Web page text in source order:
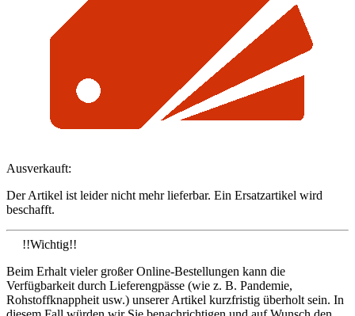
Ausverkauft:
Der Artikel ist leider nicht mehr lieferbar. Ein Ersatzartikel wird
beschafft.
!!Wichtig!!
Beim Erhalt vieler großer Online-Bestellungen kann die
Verfügbarkeit durch Lieferengpässe (wie z. B. Pandemie,
Rohstoffknappheit usw.) unserer Artikel kurzfristig überholt sein. In